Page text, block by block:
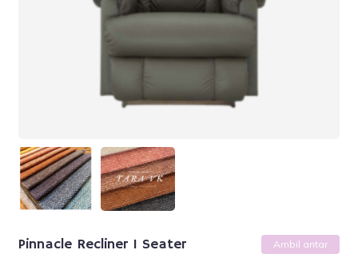
Pinnacle Recliner 1 Seater Ambil antar